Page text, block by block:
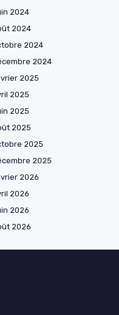
2024
2024
2024
2024
2025
2025
2025
2025
2025
2025
2026
2026
2026
2026